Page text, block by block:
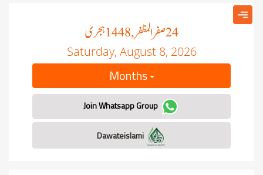
24صفر المظفر, 1448 ہجری
Saturday, August 8, 2026
Months
Join Whatsapp Group